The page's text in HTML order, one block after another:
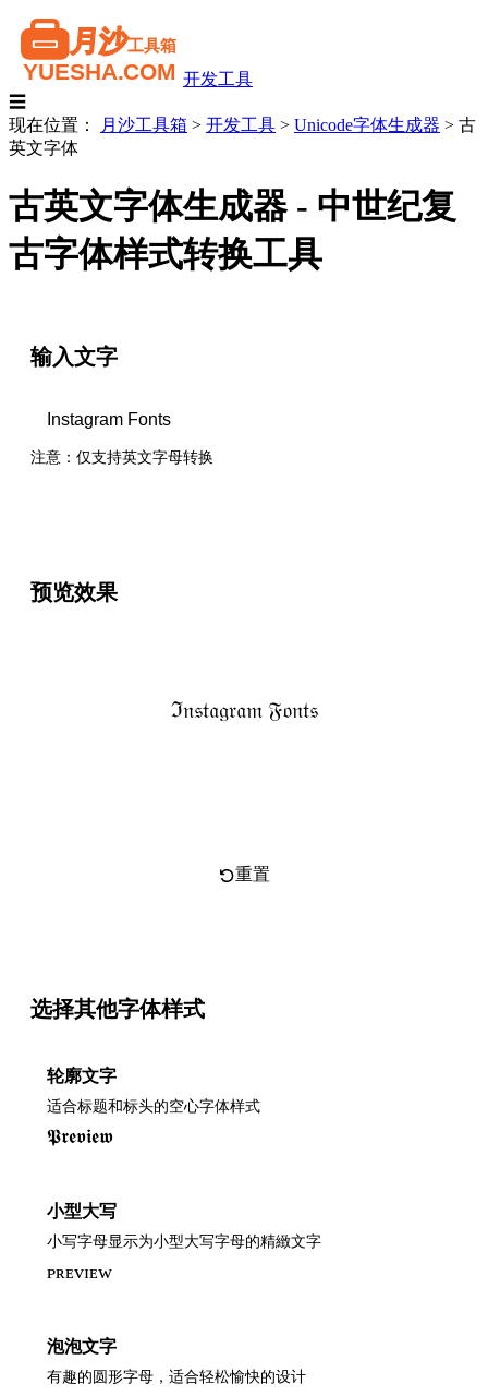
开发工具
☰
现在位置：
月沙工具箱 > 开发工具 > Unicode字体生成器 > 古
英文字体
古英文字体生成器 - 中世纪复
古字体样式转换工具
输入文字
注意：仅支持英文字母转换
预览效果
ℑ𝔫𝔰𝔱𝔞𝔤𝔯𝔞𝔪 𝔉𝔬𝔫𝔱𝔰
重置
选择其他字体样式
轮廓文字
适合标题和标头的空心字体样式
𝕻𝖗𝖊𝖛𝖎𝖊𝖜
小型大写
小写字母显示为小型大写字母的精緻文字
ᴘʀᴇᴠɪᴇᴡ
泡泡文字
有趣的圆形字母，适合轻松愉快的设计